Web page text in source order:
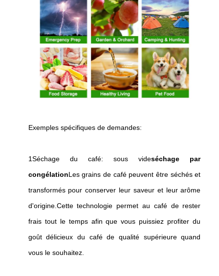
Exemples spécifiques de demandes:
1Séchage du café: sous videséchage par
congélationLes grains de café peuvent être séchés et
transformés pour conserver leur saveur et leur arôme
d'origine.Cette technologie permet au café de rester
frais tout le temps afin que vous puissiez profiter du
goût délicieux du café de qualité supérieure quand
vous le souhaitez.